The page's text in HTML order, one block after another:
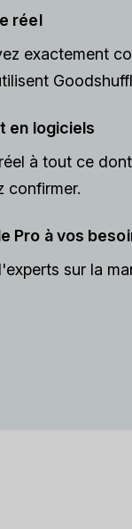
réel
exactement
en logiciels
à tout ce
confirmer.
Pro à vos
sur la